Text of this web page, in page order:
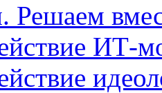
Решаем
ИТ-